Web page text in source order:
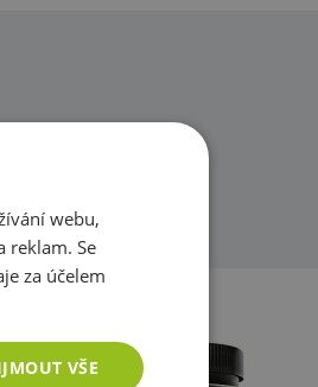
webu,
reklam. Se
za účelem
VŠE